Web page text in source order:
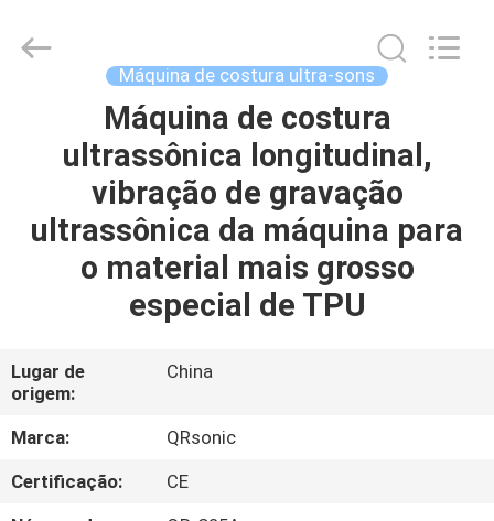
PRODUTOS
SOBRE
VISITA
À
FÁBRICA
CONTROLE
Automation
Equipment
Máquina de costura ultra-sons
Máquina de costura
ultrassônica longitudinal,
vibração de gravação
ultrassônica da máquina para
o material mais grosso
especial de TPU
Lugar de
origem:
China
Marca:
QRsonic
Certificação:
CE